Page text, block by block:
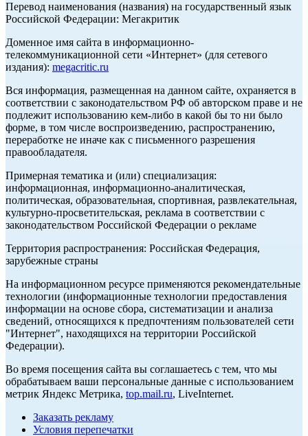
Перевод наименования (названия) на государственный язык
Российской Федерации: Мегакритик
Доменное имя сайта в информационно-
телекоммуникационной сети «Интернет» (для сетевого
издания): megacritic.ru
Вся информация, размещенная на данном сайте, охраняется в
соответствии с законодательством РФ об авторском праве и не
подлежит использованию кем-либо в какой бы то ни было
форме, в том числе воспроизведению, распространению,
переработке не иначе как с письменного разрешения
правообладателя.
Примерная тематика и (или) специализация:
информационная, информационно-аналитическая,
политическая, образовательная, спортивная, развлекательная,
культурно-просветительская, реклама в соответствии с
законодательством Российской Федерации о рекламе
Территория распространения: Российская Федерация,
зарубежные страны
На информационном ресурсе применяются рекомендательные
технологии (информационные технологии предоставления
информации на основе сбора, систематизации и анализа
сведений, относящихся к предпочтениям пользователей сети
"Интернет", находящихся на территории Российской
Федерации).
Во время посещения сайта вы соглашаетесь с тем, что мы
обрабатываем ваши персональные данные с использованием
метрик Яндекс Метрика, top.mail.ru, LiveInternet.
Заказать рекламу
Условия перепечатки